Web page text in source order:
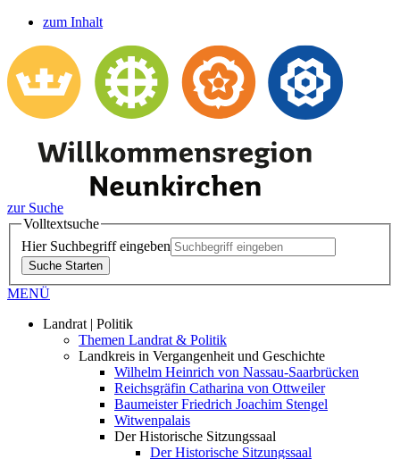
zum Inhalt
zur Suche
Volltextsuche
Hier Suchbegriff eingeben
Suche Starten
MENÜ
Landrat | Politik
Themen Landrat & Politik
Landkreis in Vergangenheit und Geschichte
Wilhelm Heinrich von Nassau-Saarbrücken
Reichsgräfin Catharina von Ottweiler
Baumeister Friedrich Joachim Stengel
Witwenpalais
Der Historische Sitzungssaal
Der Historische Sitzungssaal